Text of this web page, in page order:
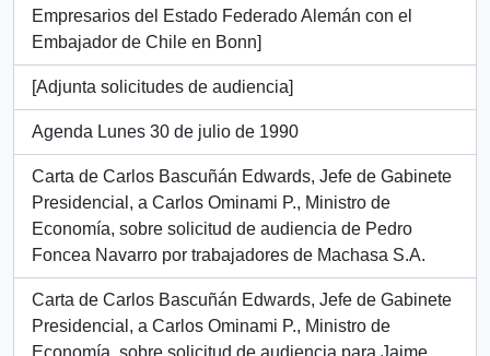
Empresarios del Estado Federado Alemán con el
Embajador de Chile en Bonn]
[Adjunta solicitudes de audiencia]
Agenda Lunes 30 de julio de 1990
Carta de Carlos Bascuñán Edwards, Jefe de Gabinete
Presidencial, a Carlos Ominami P., Ministro de
Economía, sobre solicitud de audiencia de Pedro
Foncea Navarro por trabajadores de Machasa S.A.
Carta de Carlos Bascuñán Edwards, Jefe de Gabinete
Presidencial, a Carlos Ominami P., Ministro de
Economía, sobre solicitud de audiencia para Jaime